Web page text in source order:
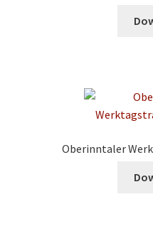
Oberinntaler